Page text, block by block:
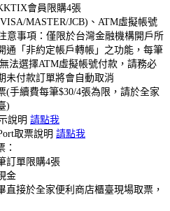
會員限購4張
MASTER/JCB)、ATM虛擬帳號
意事項：僅限於台灣金融機構開戶所
通「非約定帳戶轉帳」之功能，每筆
法選擇ATM虛擬帳號付款，請務必
未付款訂單將會自動取消
(手續費每筆$30/4張為限，請於全家
)
說明 請點我
取票說明 請點我
：
訂單限購4張
金
直接於全家便利商店櫃臺現場取票，